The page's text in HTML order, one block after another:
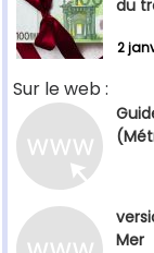
du
2
Sur le web :
Mer